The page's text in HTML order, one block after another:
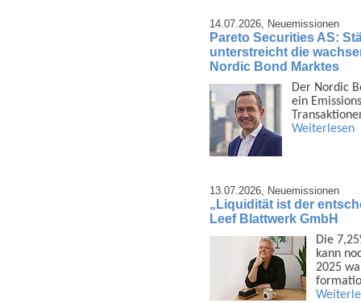
14.07.2026, Neuemissionen
Pareto Securities AS:
unterstreicht die
Nordic Bond Marktes
Der Nordic
ein
Weiterlesen
13.07.2026, Neuemissionen
„Liquidität ist der
Leef Blattwerk GmbH
Die
kann
2025